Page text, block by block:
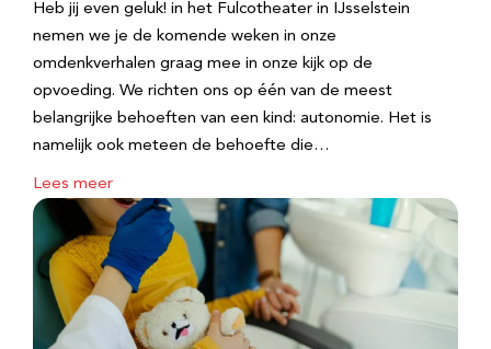
Heb jij even geluk! in het Fulcotheater in IJsselstein
nemen we je de komende weken in onze
omdenkverhalen graag mee in onze kijk op de
opvoeding. We richten ons op één van de meest
belangrijke behoeften van een kind: autonomie. Het is
namelijk ook meteen de behoefte die…
Lees meer